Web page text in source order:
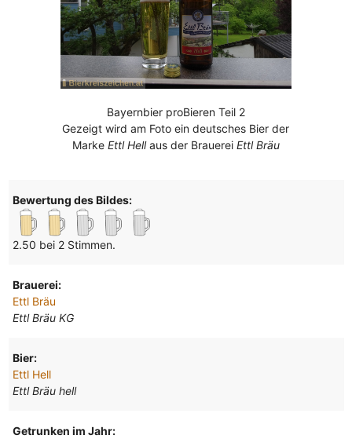
Bayernbier proBieren Teil 2
Gezeigt wird am Foto ein deutsches Bier der
Marke Ettl Hellaus der Brauerei Ettl Bräu
Bewertung des Bildes:
2.50 bei 2 Stimmen.
Brauerei:
Ettl Bräu
Ettl Bräu KG
Bier:
Ettl Hell
Ettl Bräu hell
Getrunken im Jahr: